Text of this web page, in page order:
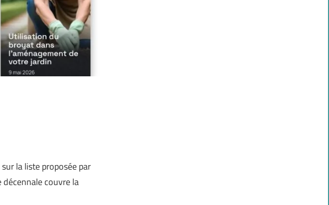
la liste proposée par
couvre la